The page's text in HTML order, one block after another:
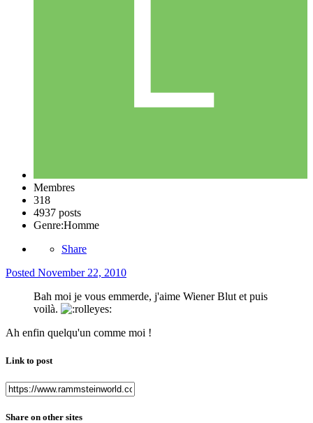
Membres
318
4937 posts
Genre:Homme
Share
Posted November 22, 2010
Bah moi je vous emmerde, j'aime Wiener Blut et puis
voilà.
Ah enfin quelqu'un comme moi !
Link to post
Share on other sites